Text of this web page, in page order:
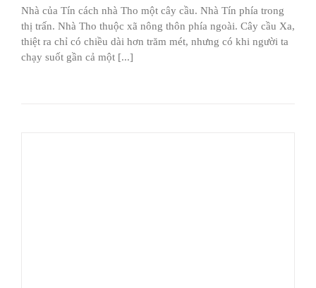
Nhà của Tín cách nhà Tho một cây cầu. Nhà Tín phía trong
thị trấn. Nhà Tho thuộc xã nông thôn phía ngoài. Cây cầu Xa,
thiệt ra chỉ có chiều dài hơn trăm mét, nhưng có khi người ta
chạy suốt gần cả một [...]